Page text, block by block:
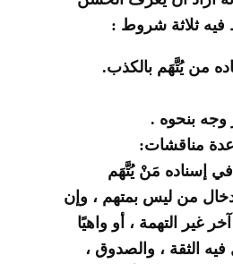
فيه ثلاثة شروط :
مناقشات:
في إسناده مَنْ يُتَّهَم
من ليس بمتهم ، وإن
غير التهمة ، أو واهيًا
الثقة ، والصدوق ،